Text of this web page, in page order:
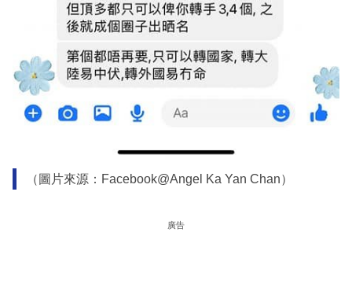
（圖片來源：Facebook@Angel Ka Yan Chan）
廣告